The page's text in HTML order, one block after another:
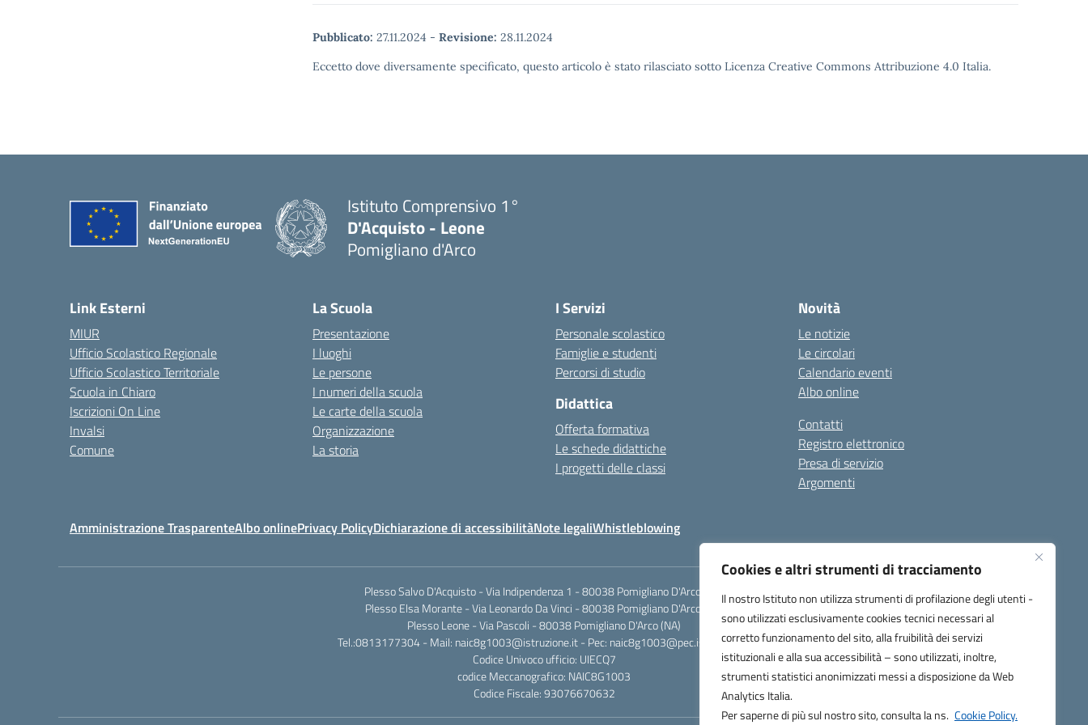
Cookies e altri strumenti di tracciamento
Il nostro Istituto non utilizza strumenti di profilazione degli utenti -
sono utilizzati esclusivamente cookies tecnici necessari al
corretto funzionamento del sito, alla fruibilità dei servizi
istituzionali e alla sua accessibilità – sono utilizzati, inoltre,
strumenti statistici anonimizzati messi a disposizione da Web
Analytics Italia.
Per saperne di più sul nostro sito, consulta la ns. Cookie Policy.
Pubblicato: 27.11.2024 - Revisione: 28.11.2024
Eccetto dove diversamente specificato, questo articolo è stato rilasciato sotto Licenza Creative Commons Attribuzione 4.0 Italia.
Istituto Comprensivo 1°
D'Acquisto - Leone
Pomigliano d'Arco
Link Esterni
MIUR
Ufficio Scolastico Regionale
Ufficio Scolastico Territoriale
Scuola in Chiaro
Iscrizioni On Line
Invalsi
Comune
La Scuola
Presentazione
I luoghi
Le persone
I numeri della scuola
Le carte della scuola
Organizzazione
La storia
I Servizi
Personale scolastico
Famiglie e studenti
Percorsi di studio
Didattica
Offerta formativa
Le schede didattiche
I progetti delle classi
Novità
Le notizie
Le circolari
Calendario eventi
Albo online
Contatti
Registro elettronico
Presa di servizio
Argomenti
Amministrazione TrasparenteAlbo onlinePrivacy PolicyDichiarazione di accessibilitàNote legaliWhistleblowing
Plesso Salvo D'Acquisto - Via Indipendenza 1 - 80038 Pomigliano D'Arco (NA)
Plesso Elsa Morante - Via Leonardo Da Vinci - 80038 Pomigliano D'Arco (NA)
Plesso Leone - Via Pascoli - 80038 Pomigliano D'Arco (NA)
Tel.:0813177304 - Mail: naic8g1003@istruzione.it - Pec: naic8g1003@pec.istruzione.it
Codice Univoco ufficio: UIECQ7
codice Meccanografico: NAIC8G1003
Codice Fiscale: 93076670632